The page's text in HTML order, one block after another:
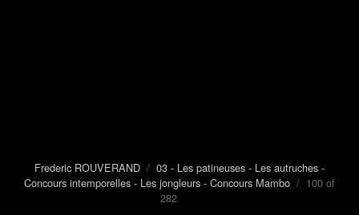
Frederic ROUVERAND / 03 - Les patineuses - Les autruches -
Concours intemporelles - Les jongleurs - Concours Mambo / 100 of
282